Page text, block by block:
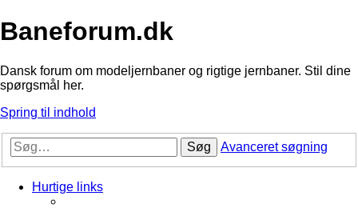
Baneforum.dk
Dansk forum om modeljernbaner og rigtige jernbaner. Stil dine
spørgsmål her.
Spring til indhold
Søg Avanceret søgning
Hurtige links